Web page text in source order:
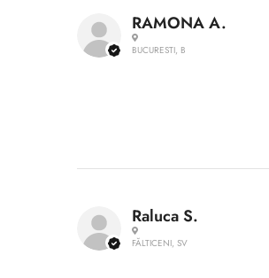
RAMONA A.
BUCURESTI, B
Raluca S.
FĂLTICENI, SV